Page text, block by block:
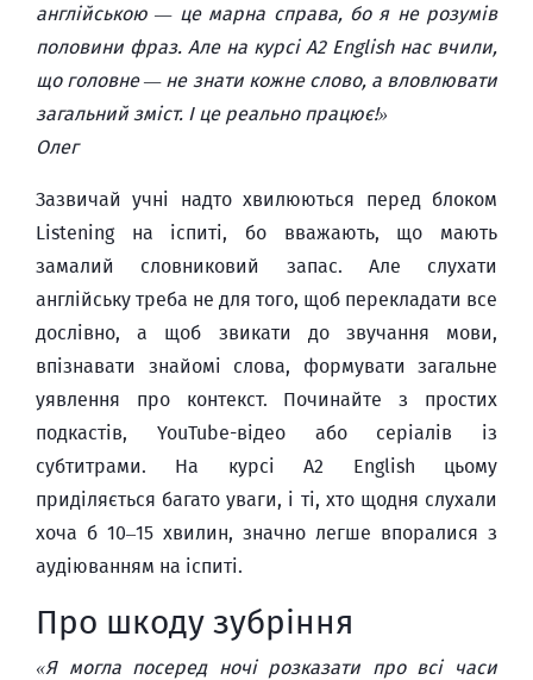
англійською — це марна справа, бо я не розумів
половини фраз. Але на курсі A2 English нас вчили,
що головне — не знати кожне слово, а вловлювати
загальний зміст. І це реально працює!»
Олег
Зазвичай учні надто хвилюються перед блоком
Listening на іспиті, бо вважають, що мають
замалий словниковий запас. Але слухати
англійську треба не для того, щоб перекладати все
дослівно, а щоб звикати до звучання мови,
впізнавати знайомі слова, формувати загальне
уявлення про контекст. Починайте з простих
подкастів, YouTube-відео або серіалів із
субтитрами. На курсі A2 English цьому
приділяється багато уваги, і ті, хто щодня слухали
хоча б 10–15 хвилин, значно легше впоралися з
аудіюванням на іспиті.
Про шкоду зубріння
«Я могла посеред ночі розказати про всі часи